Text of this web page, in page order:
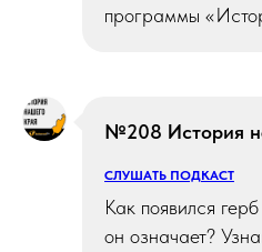
программы
№208 История
СЛУШАТЬ ПОДКАСТ
Как появился
он означает?